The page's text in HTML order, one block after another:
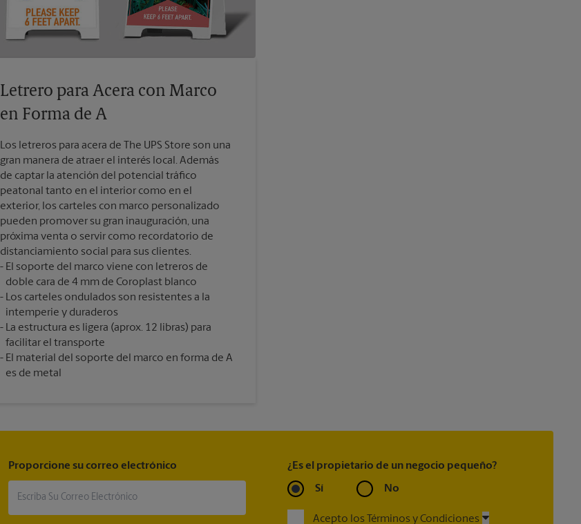
Letrero para Acera con Marco
en Forma de A
Los letreros para acera de The UPS Store son una
gran manera de atraer el interés local. Además
de captar la atención del potencial tráfico
peatonal tanto en el interior como en el
exterior, los carteles con marco personalizado
pueden promover su gran inauguración, una
próxima venta o servir como recordatorio de
distanciamiento social para sus clientes.
El soporte del marco viene con letreros de
doble cara de 4 mm de Coroplast blanco
Los carteles ondulados son resistentes a la
intemperie y duraderos
La estructura es ligera (aprox. 12 libras) para
facilitar el transporte
El material del soporte del marco en forma de A
es de metal
Proporcione su correo electrónico ¿Es el propietario de un negocio pequeño?
Sí No
Acepto los Términos y Condiciones